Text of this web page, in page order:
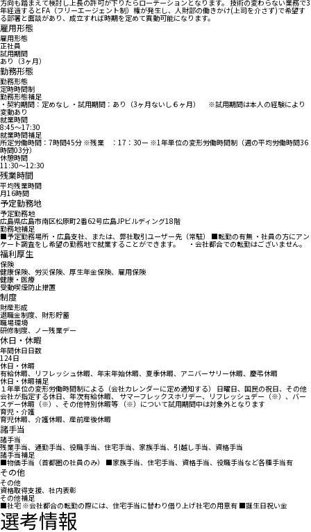
方向も踏まえて検討し上長の許可が下りたらローテーションとなります。 技術の変わらない業務で3
年経過するとFA（フリーエージェント制）権が発生し、人財部の働きかけ(上司を介さず)で希望す
る部署と面談があり、成立すれば時期を定めて異動可能になります。
雇用形態
雇用形態
正社員
試用期間
あり（3ヶ月）
勤務形態
勤務形態
定時時間制
勤務形態補足
・契約期間：定めなし ・試用期間：あり（3ヶ月ないし６ヶ月） ※試用期間は本人の経験により
変動あり
就業時間
8:45〜17:30
就業時間補足
所定労働時間：7時間45分 ※残業 ：17：30ー ※1年単位の変形労働時間制（週の平均労働時間36
時間03分）
休憩時間
11:30〜12:30
残業時間
平均残業時間
月16時間
予定勤務地
予定勤務地
広島県広島市南区松原町2番62号広島JPビルディング18階
勤務地補足
■予定勤務場所 ・広島支社、または、弊社取引ユーザー先（常駐） ■転勤の有無 ・社員の方にアン
ケート調査をし希望の勤務地で就業することができます。 ・会社都合での転勤はございません。
福利厚生
保険
健康保険、労災保険、厚生年金保険、雇用保険
健康・医療
受動喫煙防止措置
制度
財産形成
退職金制度、財形貯蓄
職場環境
研修制度、ノー残業デー
休日・休暇
年間休日日数
124日
休日・休暇
有給休暇、リフレッシュ休暇、年末年始休暇、夏季休暇、アニバーサリー休暇、慶弔休暇
休日・休暇補足
１年単位の変形労働時間制による（会社カレンダーに定め通知する） 日曜日、国民の祝日、その他
会社が指定する休日、年次有給休暇、 サマーフレックスホリデー、リフレッシュデー（※）、バー
スデー休暇（※）、その他特別休暇等 （※）について試用期間中は対象外となります
育児・介護
育児休暇、介護休暇、産前産後休暇
諸手当
諸手当
残業手当、通勤手当、役職手当、住宅手当、家族手当、引越し手当、資格手当
諸手当補足
■物価手当（首都圏の社員のみ） ■家族手当、住宅手当、資格手当、役職手当など各種手当有
その他
その他
資格取得支援、社内表彰
その他補足
■社宅 ※会社都合の転勤の際には、住宅手当に替わり借り上げ社宅の用意有 ■誕生日祝い金
選考情報